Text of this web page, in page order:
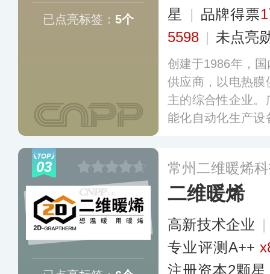
已点亮标签： 5个
星
| 品牌得票
5598 | 未点亮
创建于1986年，
供应商，以电热
主的综合性企业
能化自动化生产
多
03 常州二维暖烯
二维暖烯
高新技术企业 |
专业​评测A++
注册资本2颗星